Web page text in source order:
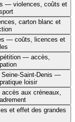
— violences, coûts et
carton blanc et
— coûts, licences et
— accès,
—
loisir
aux créneaux,
et effet des grandes